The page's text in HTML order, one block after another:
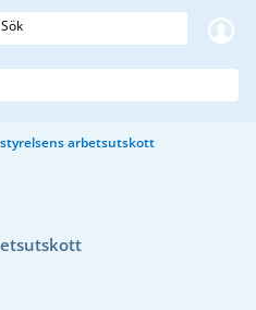
Sök
arbetsutskott